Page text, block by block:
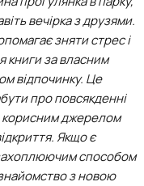
вечірка з друзями.
зняти стрес і
книги за власним
відпочинку. Це
про повсякденні
джерелом
Якщо є
способом
з новою